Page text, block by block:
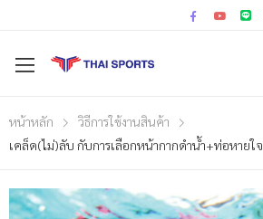
หน้าหลัก
วิธีการใช้งานสินค้า
เคล็ด(ไม่)ลับ กับการเลือกหน้ากากดำน้ำ+ท่อหายใจ